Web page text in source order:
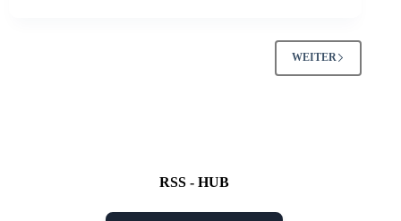
WEITER
RSS - HUB